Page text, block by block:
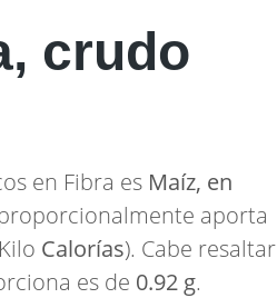
crudo
en Fibra es Maíz, en
aporta
Calorías). Cabe resaltar
es de 0.92 g.